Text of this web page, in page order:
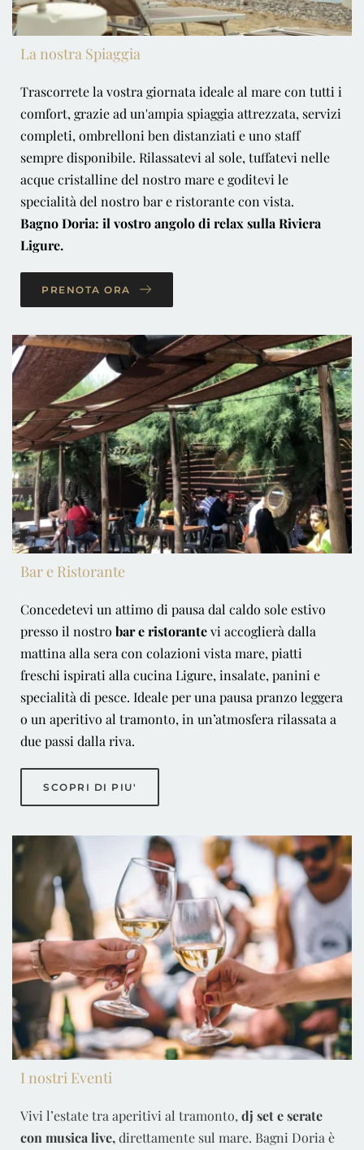
La nostra Spiaggia
Trascorrete la vostra giornata ideale al mare con tutti i
comfort, grazie ad un'ampia spiaggia attrezzata, servizi
completi, ombrelloni ben distanziati e uno staff
sempre disponibile. Rilassatevi al sole, tuffatevi nelle
acque cristalline del nostro mare e goditevi le
specialità del nostro bar e ristorante con vista.
Bagno Doria: il vostro angolo di relax sulla Riviera
Ligure.
PRENOTA ORA
Bar e Ristorante
Concedetevi un attimo di pausa dal caldo sole estivo
presso il nostro bar e ristorantevi accoglierà dalla
mattina alla sera con colazioni vista mare, piatti
freschi ispirati alla cucina Ligure, insalate, panini e
specialità di pesce. Ideale per una pausa pranzo leggera
o un aperitivo al tramonto, in un’atmosfera rilassata a
due passi dalla riva.
SCOPRI DI PIU'
I nostri Eventi
Vivi l’estate tra aperitivi al tramonto, dj set e serate
con musica live,direttamente sul mare. Bagni Doria è